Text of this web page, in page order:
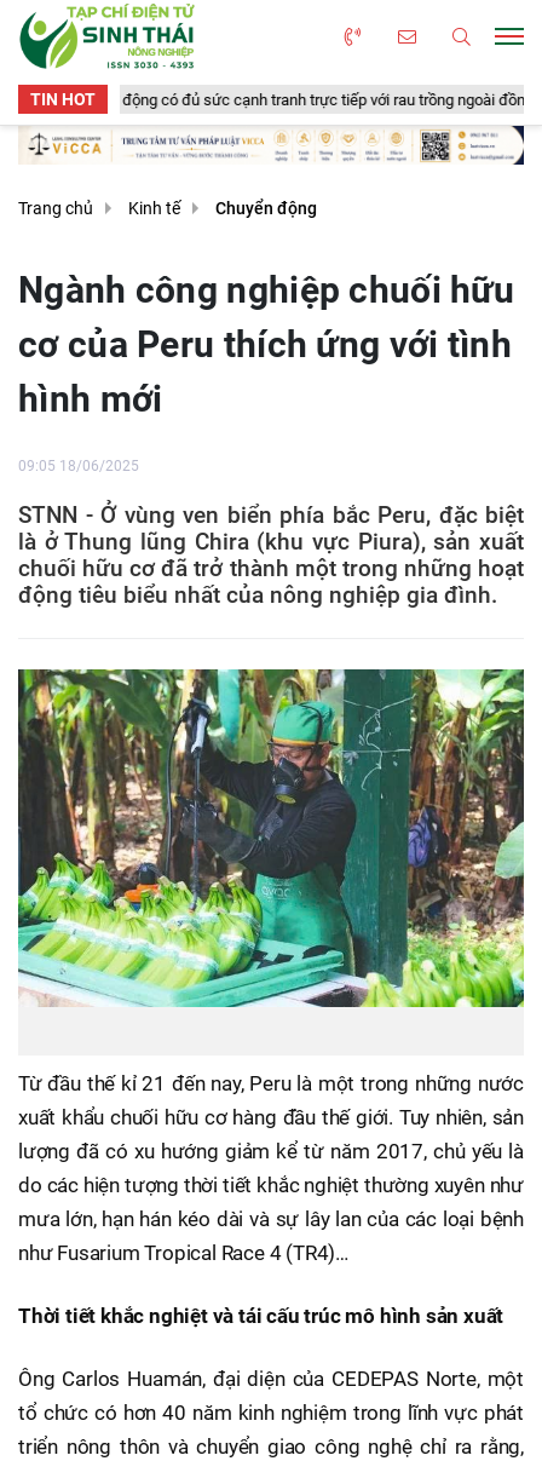
TIN HOT
có đủ sức cạnh tranh trực tiếp với rau trồng ngoài đồng? Tiếp nhận
Trang chủ Kinh tế Chuyển động
Ngành công nghiệp chuối hữu
cơ của Peru thích ứng với tình
hình mới
09:05 18/06/2025
STNN - Ở vùng ven biển phía bắc Peru, đặc biệt
là ở Thung lũng Chira (khu vực Piura), sản xuất
chuối hữu cơ đã trở thành một trong những hoạt
động tiêu biểu nhất của nông nghiệp gia đình.
Từ đầu thế kỉ 21 đến nay, Peru là một trong những nước
xuất khẩu chuối hữu cơ hàng đầu thế giới. Tuy nhiên, sản
lượng đã có xu hướng giảm kể từ năm 2017, chủ yếu là
do các hiện tượng thời tiết khắc nghiệt thường xuyên như
mưa lớn, hạn hán kéo dài và sự lây lan của các loại bệnh
như Fusarium Tropical Race 4 (TR4)…
Thời tiết khắc nghiệt và tái cấu trúc mô hình sản xuất
Ông Carlos Huamán, đại diện của CEDEPAS Norte, một
tổ chức có hơn 40 năm kinh nghiệm trong lĩnh vực phát
triển nông thôn và chuyển giao công nghệ chỉ ra rằng,